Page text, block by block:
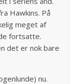
Hawkins. På
meget af
fortsatte.
det er nok bare
nu.